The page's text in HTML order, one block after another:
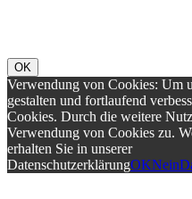
OK
Verwendung von Cookies: Um
gestalten und fortlaufend
Cookies. Durch die weitere
Verwendung von Cookies zu.
erhalten Sie in unserer
DatenschutzerklärungOKNein